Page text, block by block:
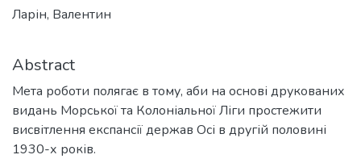
Ларін, Валентин
Abstract
Мета роботи полягає в тому, аби на основі друкованих
видань Морської та Колоніальної Ліги простежити
висвітлення експансії держав Осі в другій половині
1930-х років.